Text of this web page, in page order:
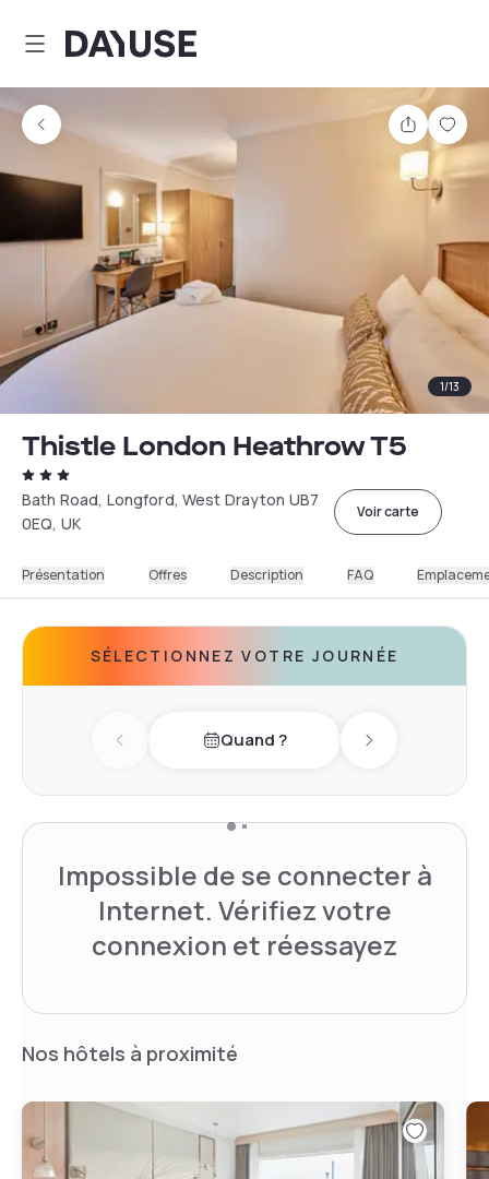
Dayuse
Partager
1/13
Thistle London Heathrow T5
Bath Road, Longford, West Drayton UB7
0EQ, UK
Voir carte
Présentation Offres Description FAQ
SÉLECTIONNEZ VOTRE JOURNÉE
Previous dayQuand ? Next day
Impossible de se connecter à
Internet. Vérifiez votre
connexion et réessayez
Nos hôtels à proximité